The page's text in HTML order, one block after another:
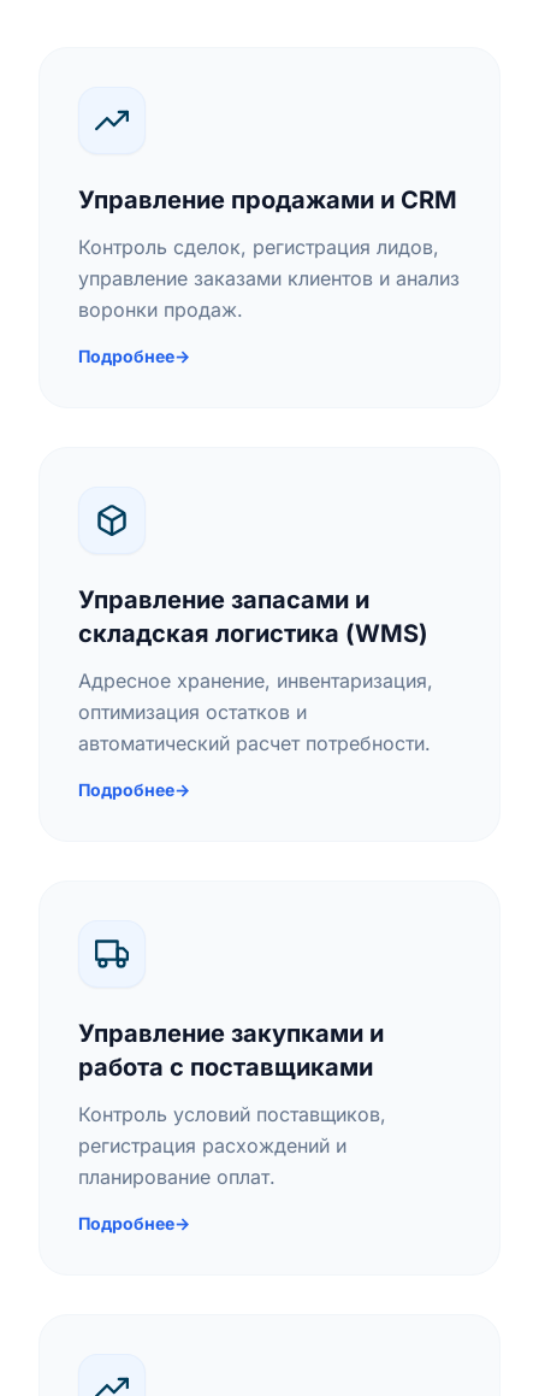
Управление продажами и CRM
Контроль сделок, регистрация лидов,
управление заказами клиентов и анализ
воронки продаж.
Подробнее→
Управление запасами и
складская логистика (WMS)
Адресное хранение, инвентаризация,
оптимизация остатков и
автоматический расчет потребности.
Подробнее→
Управление закупками и
работа с поставщиками
Контроль условий поставщиков,
регистрация расхождений и
планирование оплат.
Подробнее→